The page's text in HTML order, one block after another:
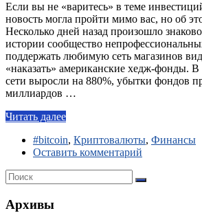
Если вы не «варитесь» в теме
новость могла пройти мимо вас, но об
Несколько дней назад произошло
истории сообщество
поддержать любимую сеть магазинов
«наказать» американские хедж-фонды. В
сети выросли на 880%, убытки фондов
миллиардов …
Читать далее
#bitcoin, Криптовалюты, Финансы
Оставить комментарий
Архивы